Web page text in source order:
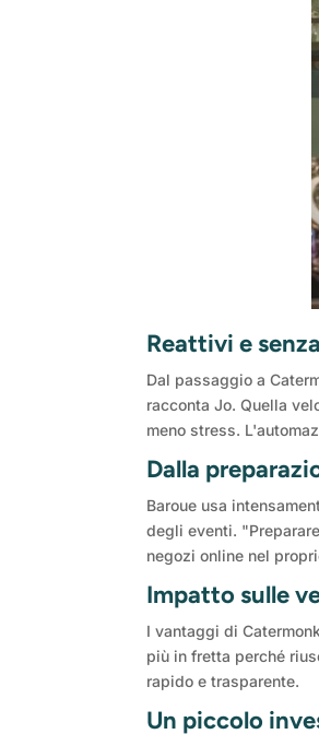
Reattivi e
Dal passaggio a
racconta Jo. Quella
meno stress.
Dalla
Baroue usa
degli eventi.
negozi online nel
Impatto sulle
I vantaggi di
più in fretta perché
rapido e trasparente.
Un piccolo